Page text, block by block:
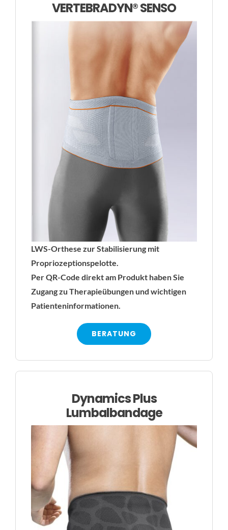
VERTEBRADYN® SENSO
LWS-Orthese zur Stabilisierung mit
Propriozeptionspelotte.
Per QR-Code direkt am Produkt haben Sie
Zugang zu Therapieübungen und wichtigen
Patienteninformationen.
BERATUNG
Dynamics Plus
Lumbalbandage